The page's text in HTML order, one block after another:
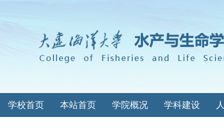
学校首页 本站首页 学院概况 学科建设